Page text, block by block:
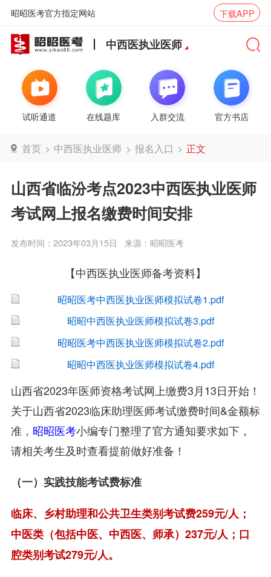
昭昭医考官方指定网站 下载APP
中西医执业医师
试听通道 在线题库 入群交流 官方书店
首页 > 中西医执业医师 > 报名入口 > 正文
山西省临汾考点2023中西医执业医师
考试网上报名缴费时间安排
发布时间：2023年03月15日 来源：昭昭医考
【中西医执业医师备考资料】
昭昭医考中西医执业医师模拟试卷1.pdf
昭昭中西医执业医师模拟试卷3.pdf
昭昭医考中西医执业医师模拟试卷2.pdf
昭昭中西医执业医师模拟试卷4.pdf
山西省2023年医师资格考试网上缴费3月13日开始！
关于山西省2023临床助理医师考试缴费时间&金额标
准， 昭昭医考小编专门整理了官方通知要求如下，
请相关考生及时查看提前做好准备！
（一）实践技能考试费标准
临床、乡村助理和公共卫生类别考试费259元/人；
中医类（包括中医、中西医、师承）237元/人；口
腔类别考试279元/人。